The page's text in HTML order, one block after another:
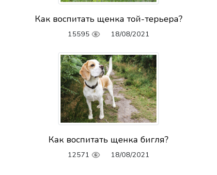
Как воспитать щенка той-терьера?
15595 18/08/2021
Как воспитать щенка бигля?
12571 18/08/2021